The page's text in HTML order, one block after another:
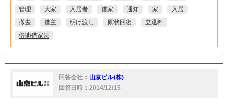
管理
大家 入居者 借家 通知 家
入居
撤去
借主 明け渡し 原状回復
立退料
借地借家法
回答会社： 山京ビル(株)
回答日時：2014/12/15